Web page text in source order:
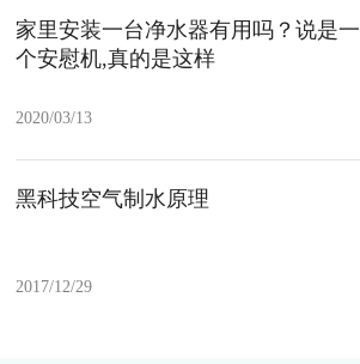
家里安装一台净水器有用吗？说是一
个安慰机,真的是这样
2020/03/13
黑科技空气制水原理
2017/12/29